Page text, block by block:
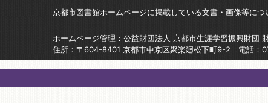
京都市図書館ホームページに掲載している文書・画像等につ
ホームページ管理：公益財団法人 京都市生涯学習振興財団
住所：〒604-8401 京都市中京区聚楽廻松下町9-2 電話：